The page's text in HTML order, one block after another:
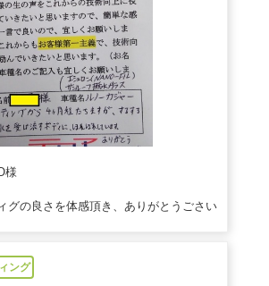
様
グの良さを体感頂き、ありがとうごさい
ング